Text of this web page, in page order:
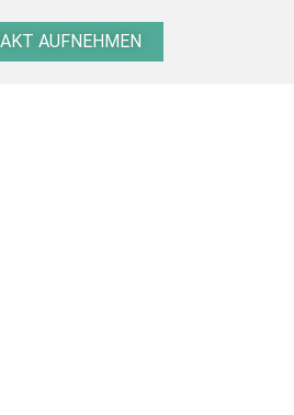
AUFNEHMEN